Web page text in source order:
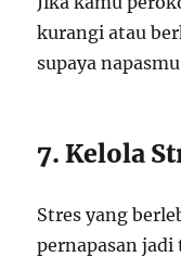
kurangi atau
supaya
7. Kelola
Stres yang
pernapasan